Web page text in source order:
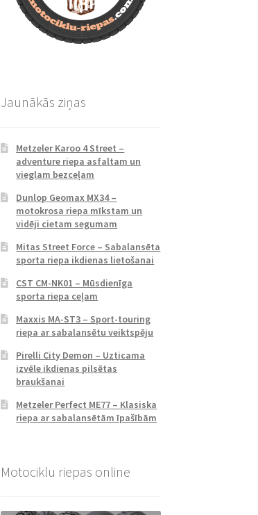
Jaunākās ziņas
Metzeler Karoo 4 Street –
adventure riepa asfaltam un
vieglam bezceļam
Dunlop Geomax MX34 –
motokrosa riepa mīkstam un
vidēji cietam segumam
Mitas Street Force – Sabalansēta
sporta riepa ikdienas lietošanai
CST CM-NK01 – Mūsdienīga
sporta riepa ceļam
Maxxis MA-ST3 – Sport-touring
riepa ar sabalansētu veiktspēju
Pirelli City Demon – Uzticama
izvēle ikdienas pilsētas
braukšanai
Metzeler Perfect ME77 – Klasiska
riepa ar sabalansētām īpašībām
Motociklu riepas online